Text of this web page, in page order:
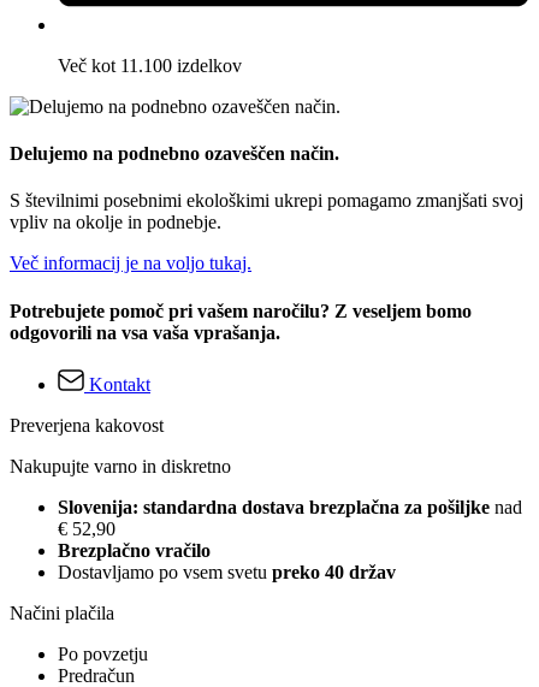
Več kot 11.100 izdelkov
Delujemo na podnebno ozaveščen način.
S številnimi posebnimi ekološkimi ukrepi pomagamo zmanjšati svoj
vpliv na okolje in podnebje.
Več informacij je na voljo tukaj.
Potrebujete pomoč pri vašem naročilu? Z veseljem bomo
odgovorili na vsa vaša vprašanja.
Kontakt
Preverjena kakovost
Nakupujte varno in diskretno
Slovenija: standardna dostava brezplačna za pošiljke nad
€ 52,90
Brezplačno vračilo
Dostavljamo po vsem svetu preko 40 držav
Načini plačila
Po povzetju
Predračun